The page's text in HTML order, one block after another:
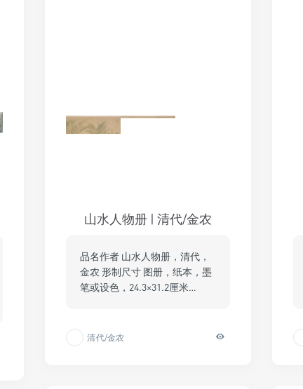
山水人物册 | 清代/金农
品名作者 山水人物册，清代，
金农 形制尺寸 图册，纸本，墨
笔或设色，24.3×31.2厘米…
清代/金农